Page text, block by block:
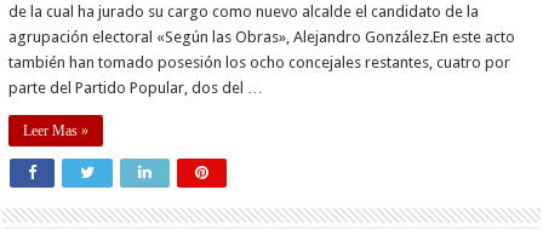
de la cual ha jurado su cargo como nuevo alcalde el candidato de la
agrupación electoral «Según las Obras», Alejandro González.En este acto
también han tomado posesión los ocho concejales restantes, cuatro por
parte del Partido Popular, dos del …
Leer Mas »